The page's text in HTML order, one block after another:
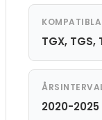
KOMPATIBLA
TGX, TGS,
2020-2025